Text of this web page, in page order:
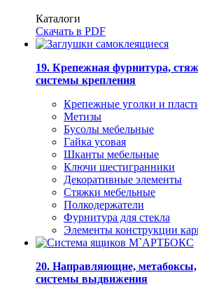
Каталоги
Скачать в PDF
19. Крепежная фурнитура,
системы крепления
Крепежные уголки и
Метизы
Бусолы мебельные
Гайка усовая
Шканты мебельные
Ключи шестигранники
Декоративные элементы
Стяжки мебельные
Полкодержатели
Фурнитура для стекла
Элементы конструкции
20. Направляющие, метабоксы,
системы выдвижения